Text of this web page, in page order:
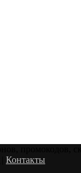
Контакты